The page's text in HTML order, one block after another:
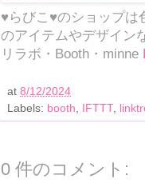
♥らびこ♥のショップは
のアイテムやデザイン
リラボ・Booth・minne
at 8/12/2024
Labels: booth, IFTTT,
0 件のコメント: